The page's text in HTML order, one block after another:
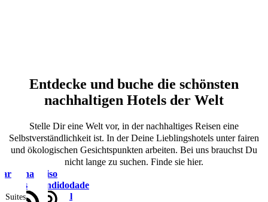
Entdecke und buche die schönsten
nachhaltigen Hotels der Welt
Stelle Dir eine Welt vor, in der nachhaltiges Reisen eine
Selbstverständlichkeit ist. In der Deine Lieblingshotels unter fairen
und ökologischen Gesichtspunkten arbeiten. Bei uns brauchst Du
nicht lange zu suchen. Finde sie hier.
Suites
Stamna
Sifnos
Paraiso
Escondido
A
Sociedade
Rural